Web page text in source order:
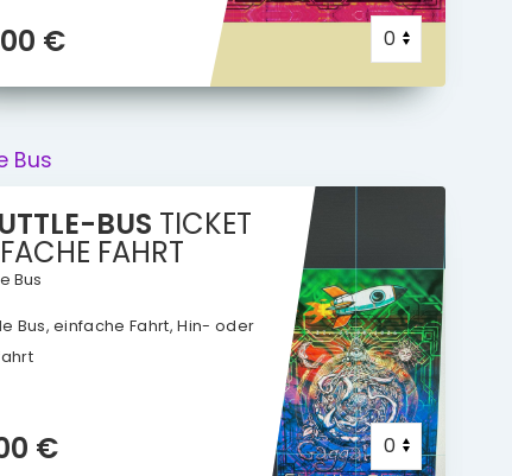
€
Bus
BUS TICKET
FAHRT
Bus
Bus, einfache Fahrt, Hin- oder
€